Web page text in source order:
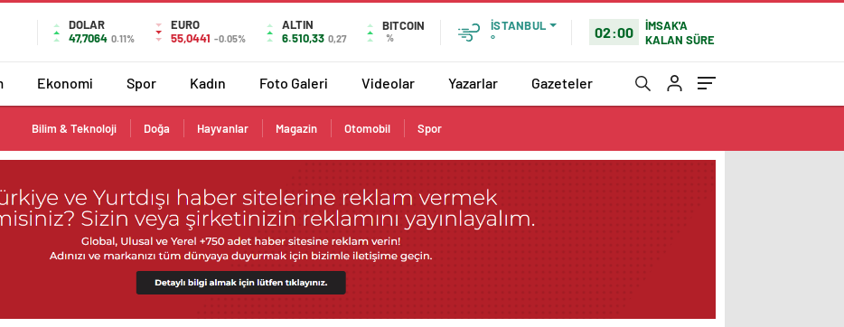
DOLAR
47,7064 0.11%
EURO
55,0441 -0.05%
ALTIN
6.510,33 0,27
BITCOIN
%
İSTANBUL
°
02:00
İMSAK'A
KALAN SÜRE
Ekonomi Spor Kadın Foto Galeri Videolar Yazarlar Gazeteler
Bilim & Teknoloji Doğa Hayvanlar Magazin Otomobil Spor